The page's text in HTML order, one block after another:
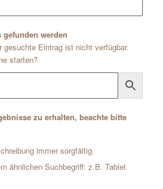
werden
gesuchte Eintrag ist nicht verfügbar.
starten?
zu erhalten, beachte bitte
immer sorgfältig.
ähnlichen Suchbegriff: z.B. Tablet